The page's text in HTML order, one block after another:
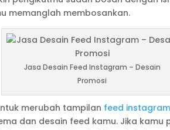
memanglah membosankan.
Jasa Desain Feed Instagram – Desain
Promosi
merubah tampilan feed
dan desain feed kamu. Jika kamu